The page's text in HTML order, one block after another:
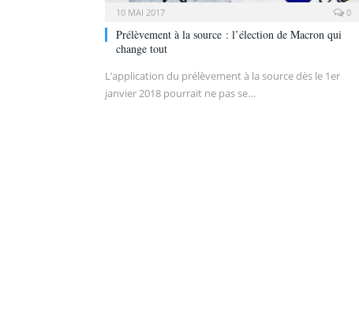
10 MAI 2017 0
Prélèvement à la source : l’élection de Macron qui
change tout
L’application du prélèvement à la source dès le 1er
janvier 2018 pourrait ne pas se…